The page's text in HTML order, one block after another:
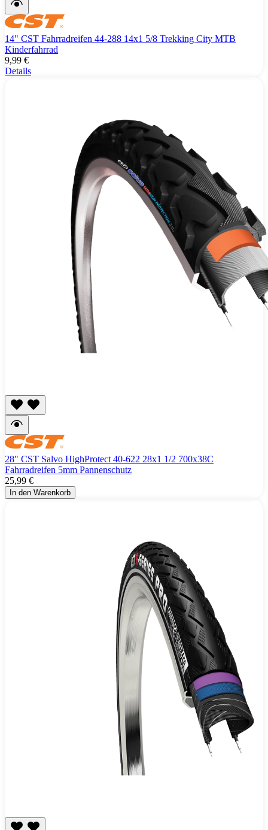
14" CST Fahrradreifen 44-288 14x1 5/8 Trekking City MTB
Kinderfahrrad
9,99 €
Details
28" CST Salvo HighProtect 40-622 28x1 1/2 700x38C
Fahrradreifen 5mm Pannenschutz
25,99 €
In den Warenkorb